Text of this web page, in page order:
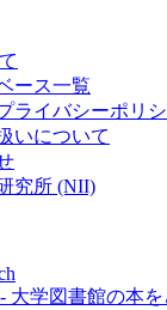
ース一覧
ライバシーポリ
いについて
究所 (NII)
大学図書館の本